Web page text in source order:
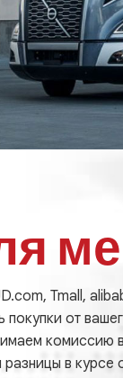
Tmall,
от
в курсе